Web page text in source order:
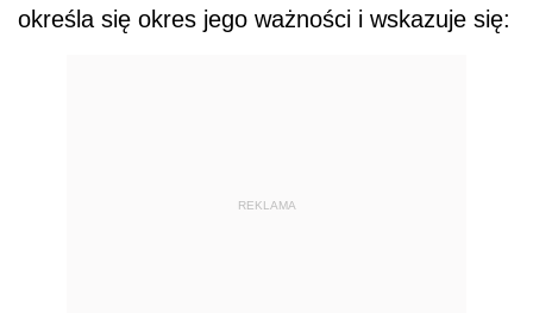
określa się okres jego ważności i wskazuje się:
REKLAMA